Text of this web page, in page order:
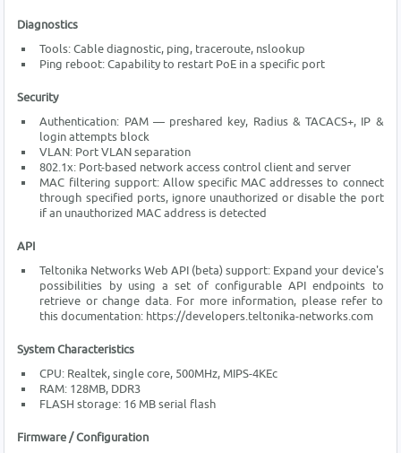
Diagnostics
Tools: Cable diagnostic, ping, traceroute, nslookup
Ping reboot: Capability to restart PoE in a specific port
Security
Authentication: PAM — preshared key, Radius & TACACS+, IP &
login attempts block
VLAN: Port VLAN separation
802.1x: Port-based network access control client and server
MAC filtering support: Allow specific MAC addresses to connect
through specified ports, ignore unauthorized or disable the port
if an unauthorized MAC address is detected
API
Teltonika Networks Web API (beta) support: Expand your device's
possibilities by using a set of configurable API endpoints to
retrieve or change data. For more information, please refer to
this documentation: https://developers.teltonika-networks.com
System Characteristics
CPU: Realtek, single core, 500MHz, MIPS-4KEc
RAM: 128MB, DDR3
FLASH storage: 16 MB serial flash
Firmware / Configuration